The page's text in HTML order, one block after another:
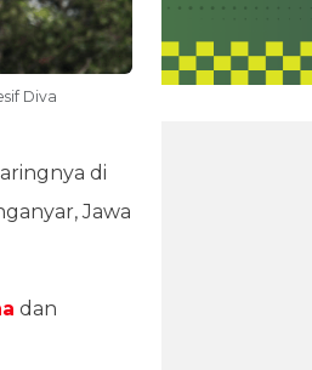
Diva
di
Jawa
dan